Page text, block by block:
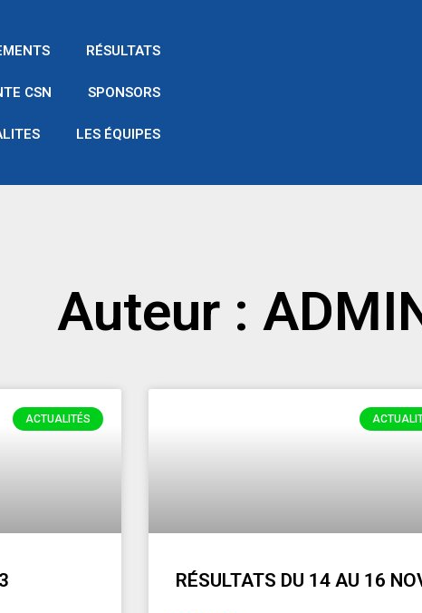
RÉSULTATS
CSN SPONSORS
LES ÉQUIPES
Auteur :
ACTUALITÉS
RÉSULTATS DU 14 AU 16